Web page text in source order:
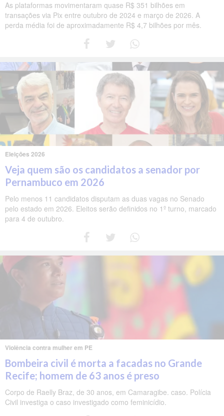
As plataformas movimentaram quase R$ 351 bilhões em
transações via Pix entre outubro de 2024 e março de 2026. A
perda média foi de aproximadamente R$ 4,7 bilhões por mês.
Eleições 2026
Veja quem são os candidatos a senador por
Pernambuco em 2026
Pelo menos 11 candidatos disputam as duas vagas no Senado
pelo estado em 2026. Eleitos serão definidos no 1º turno, marcado
para 4 de outubro.
Violência contra mulher em PE
Bombeira civil é morta a facadas no Grande
Recife; homem de 63 anos é preso
Corpo de Raelly Braz, de 30 anos, em Camaragibe. caso. Polícia
Civil investiga o caso investigado como feminicídio.